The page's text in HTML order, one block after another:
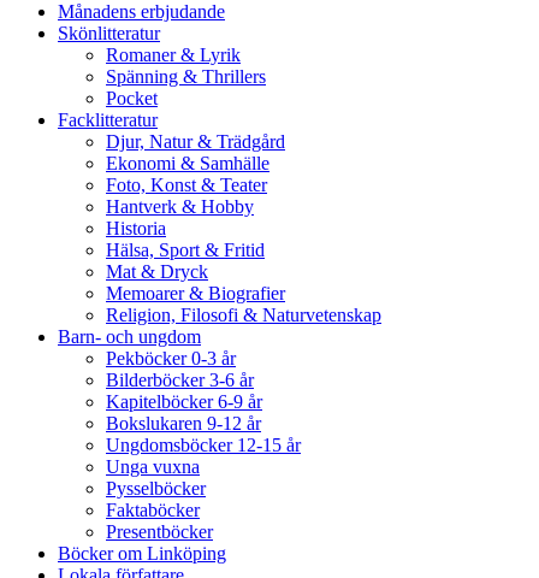
Månadens erbjudande
Skönlitteratur
Romaner & Lyrik
Spänning & Thrillers
Pocket
Facklitteratur
Djur, Natur & Trädgård
Ekonomi & Samhälle
Foto, Konst & Teater
Hantverk & Hobby
Historia
Hälsa, Sport & Fritid
Mat & Dryck
Memoarer & Biografier
Religion, Filosofi & Naturvetenskap
Barn- och ungdom
Pekböcker 0-3 år
Bilderböcker 3-6 år
Kapitelböcker 6-9 år
Bokslukaren 9-12 år
Ungdomsböcker 12-15 år
Unga vuxna
Pysselböcker
Faktaböcker
Presentböcker
Böcker om Linköping